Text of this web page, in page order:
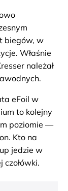
biegów, w
Właśnie
należał
eFoil w
to kolejny
poziomie —
Kto na
jedzie w
czołówki.